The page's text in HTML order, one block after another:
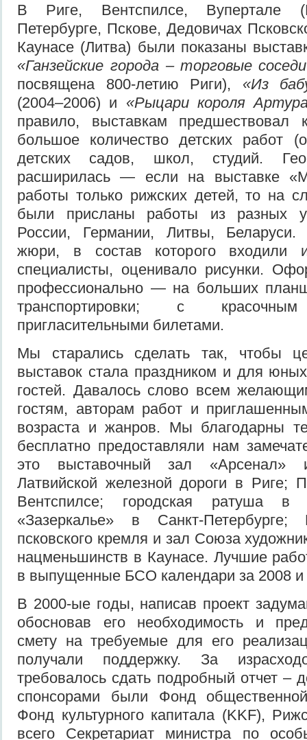
В Риге, Вентспилсе, Вупертале
Петербурге, Пскове, Дедовичах
Каунасе (Литва) были показаны
«Ганзейские города – торговые
посвящена 800-летию Риги), «Из
(2004–2006) и «Рыцари короля
правило, выставкам предшествовал
большое количество детских работ
детских садов, школ, студий.
расширилась — если на выставке
работы только рижских детей, то на
были присланы работы из разных
России, Германии, Литвы, Беларуси.
жюри, в состав которого входили
специалисты, оценивало рисунки.
профессионально — на больших
транспортировки; с
пригласительными билетами.
Мы старались сделать так, чтобы
выставок стала праздником и для
гостей. Давалось слово всем
гостям, авторам работ и
возраста и жанров. Мы благодарны
бесплатно предоставляли нам
это выставочный зал «Арсенал»
Латвийской железной дороги в Риге;
Вентспилсе; городская ратуша в
«Зазеркалье» в Санкт-Петербурге;
псковского кремля и зал Союза
нацменьшинств в Каунасе. Лучшие
в выпущенные БСО календари за 2008 и
В 2000-ые годы, написав проект
обосновав его необходимость и
смету на требуемые для его
получали поддержку. За
требовалось сдать подробный отчет –
спонсорами были Фонд
Фонд культурного капитала (KKF),
всего Секретариат министра по